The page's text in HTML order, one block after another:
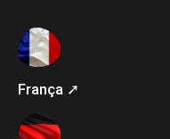
França ➚